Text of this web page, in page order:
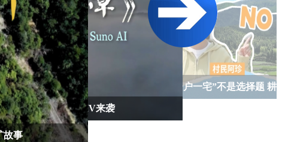
故事
守护土地的乐章》MV来袭
全国土地日 | 微视频《“八不准”之“一户一宅”不是选择题 耕
地保护是必答题》上线